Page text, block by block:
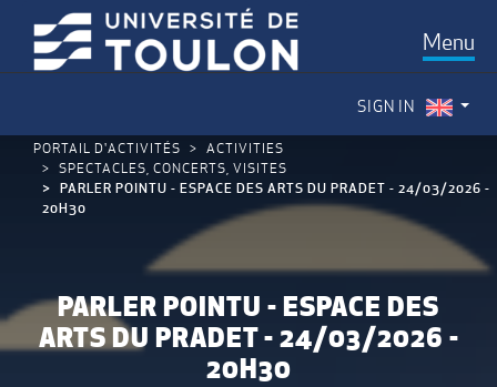
Menu
SIGN IN
PORTAIL D'ACTIVITÉS
ACTIVITIES
SPECTACLES, CONCERTS, VISITES
PARLER POINTU - ESPACE DES ARTS DU PRADET - 24/03/2026 -
20H30
PARLER POINTU - ESPACE DES
ARTS DU PRADET - 24/03/2026 -
20H30